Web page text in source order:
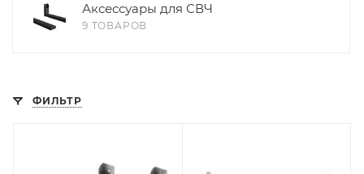
Аксессуары для СВЧ
9 ТОВАРОВ
ФИЛЬТР